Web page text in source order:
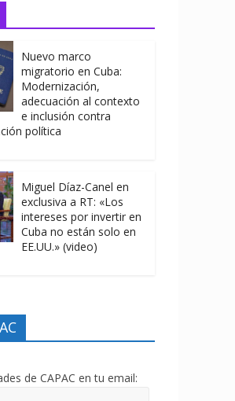
Nuevo marco
migratorio en Cuba:
Modernización,
adecuación al contexto
e inclusión contra
política
Miguel Díaz-Canel en
exclusiva a RT: «Los
intereses por invertir en
Cuba no están solo en
EE.UU.» (video)
de CAPAC en tu email: